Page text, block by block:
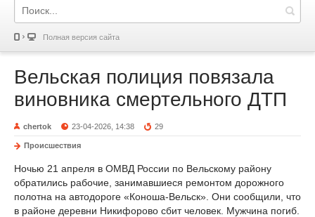
Полная версия сайта
Вельская полиция повязала
виновника смертельного ДТП
chertok 23-04-2026, 14:38 29
Происшествия
Ночью 21 апреля в ОМВД России по Вельскому району
обратились рабочие, занимавшиеся ремонтом дорожного
полотна на автодороге «Коноша-Вельск». Они сообщили, что
в районе деревни Никифорово сбит человек. Мужчина погиб.